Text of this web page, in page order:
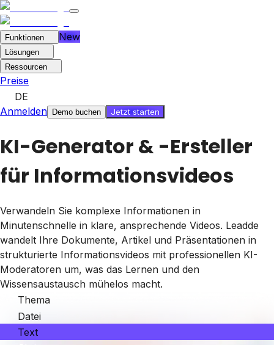
Funktionen New
Lösungen
Ressourcen
Preise
DE
Anmelden
Demo buchen Jetzt starten
KI-Generator & -Ersteller
für Informationsvideos
Verwandeln Sie komplexe Informationen in
Minutenschnelle in klare, ansprechende Videos. Leadde
wandelt Ihre Dokumente, Artikel und Präsentationen in
strukturierte Informationsvideos mit professionellen KI-
Moderatoren um, was das Lernen und den
Wissensaustausch mühelos macht.
Thema
Datei
Text